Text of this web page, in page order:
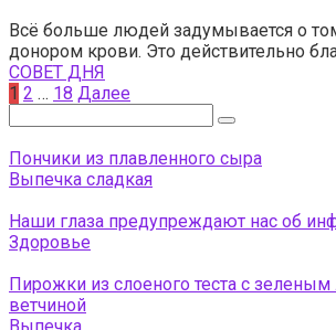
Всё больше людей задумывается о
донором крови. Это действительно
СОВЕТ ДНЯ
Пагинация
1 2 … 18 Далее
Пончики из плавленного сыра
Выпечка сладкая
Наши глаза предупреждают нас об
Здоровье
Пирожки из слоеного теста с
ветчиной